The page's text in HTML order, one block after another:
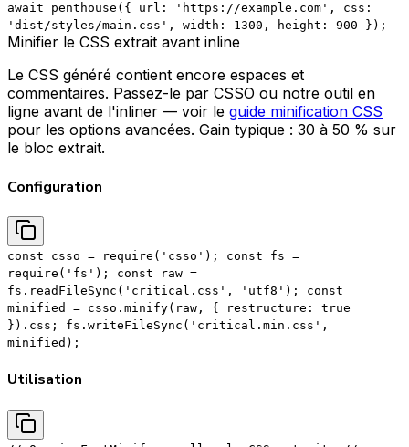
await penthouse({ url: 'https://example.com', css:
'dist/styles/main.css', width: 1300, height: 900 });
Minifier le CSS extrait avant inline
Le CSS généré contient encore espaces et
commentaires. Passez-le par CSSO ou notre outil en
ligne avant de l'inliner — voir le guide minification CSS
pour les options avancées. Gain typique : 30 à 50 % sur
le bloc extrait.
Configuration
const csso = require('csso'); const fs =
require('fs'); const raw =
fs.readFileSync('critical.css', 'utf8'); const
minified = csso.minify(raw, { restructure: true
}).css; fs.writeFileSync('critical.min.css',
minified);
Utilisation